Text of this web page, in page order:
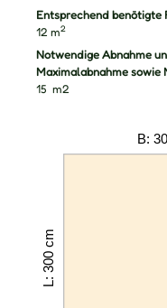
Entsprechend benötigte
12 m2
Notwendige Abnahme
Maximalabnahme sowie
15 m2
B:
L: 300 cm